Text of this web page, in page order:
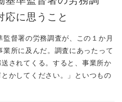
応に思うこと
監督署の労務調査が、この１か月
業所に及んだ。調査にあったって
されてくる。すると、事業所か
かしてください。」といつもの